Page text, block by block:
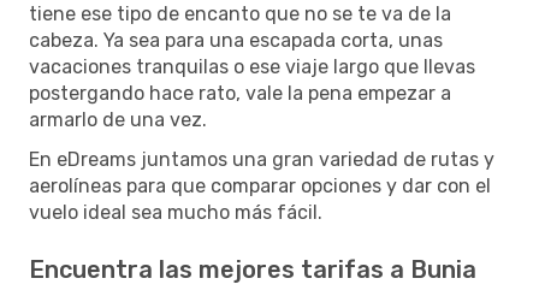
tiene ese tipo de encanto que no se te va de la
cabeza. Ya sea para una escapada corta, unas
vacaciones tranquilas o ese viaje largo que llevas
postergando hace rato, vale la pena empezar a
armarlo de una vez.
En eDreams juntamos una gran variedad de rutas y
aerolíneas para que comparar opciones y dar con el
vuelo ideal sea mucho más fácil.
Encuentra las mejores tarifas a Bunia